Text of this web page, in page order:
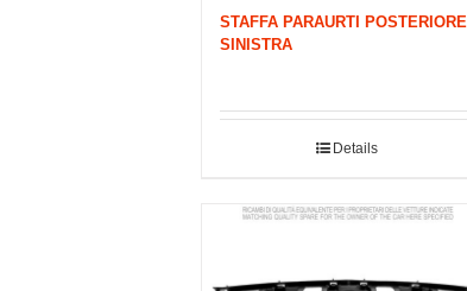
STAFFA PARAURTI POSTERIORE
SINISTRA
Details